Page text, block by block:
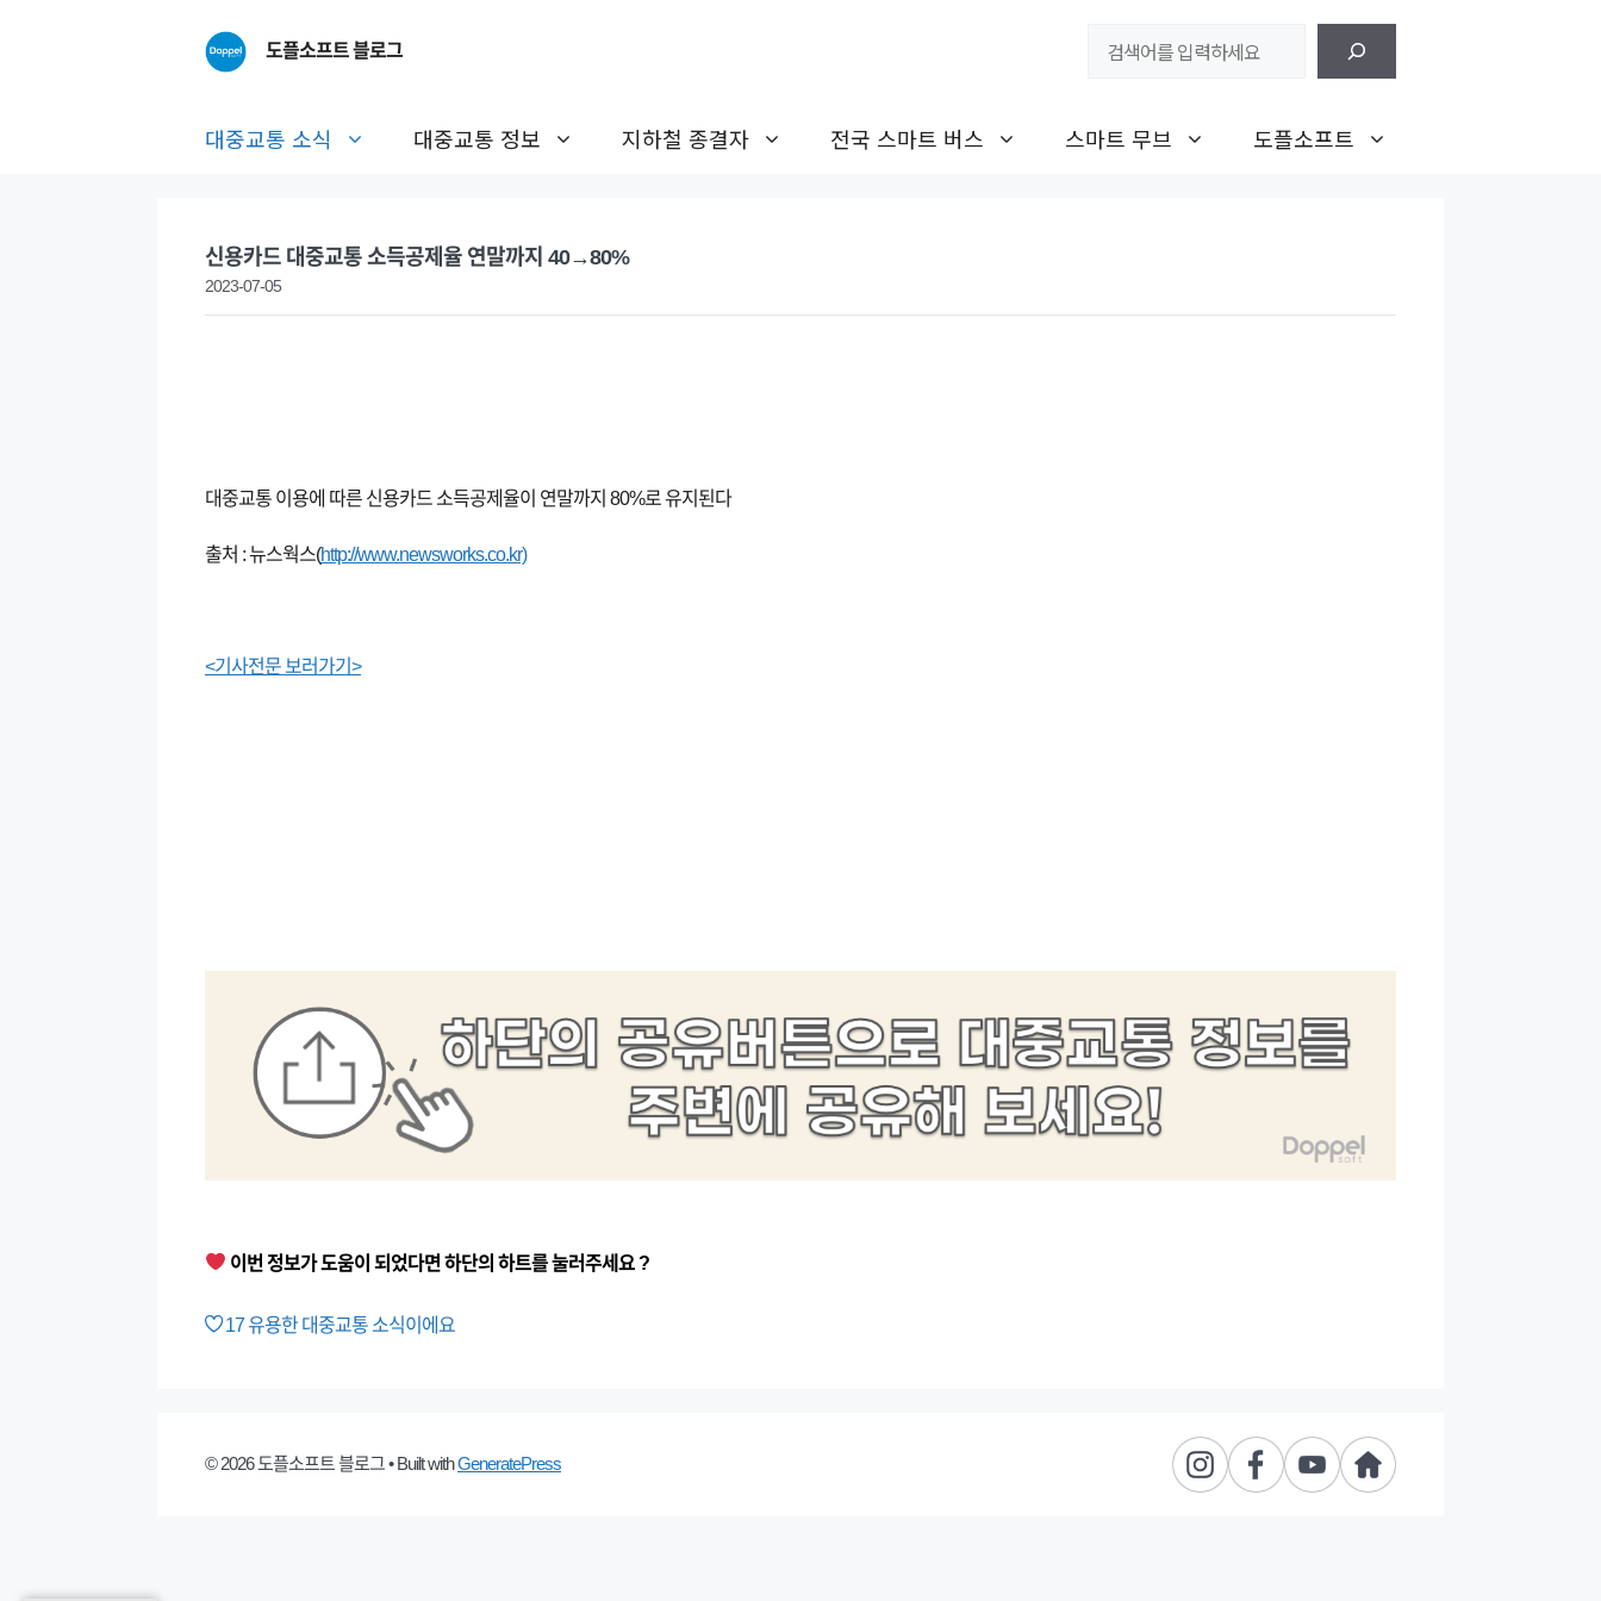
도플소프트 블로그
대중교통 소식 대중교통 정보 지하철 종결자 전국 스마트 버스 스마트 무브 도플소프트
신용카드 대중교통 소득공제율 연말까지 40→80%
2023-07-05
대중교통 이용에 따른 신용카드 소득공제율이 연말까지 80%로 유지된다
출처 : 뉴스웍스(http://www.newsworks.co.kr)
<기사전문 보러가기>
이번 정보가 도움이 되었다면 하단의 하트를 눌러주세요 ?
17유용한 대중교통 소식이에요
© 2026 도플소프트 블로그• Built withGeneratePress